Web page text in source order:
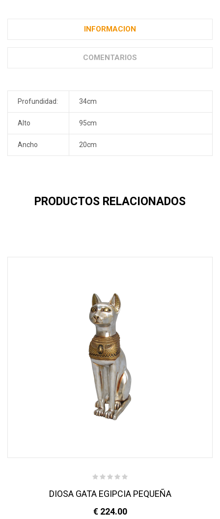
INFORMACION
COMENTARIOS
Profundidad: 34cm
Alto 95cm
Ancho 20cm
PRODUCTOS RELACIONADOS
DIOSA GATA EGIPCIA PEQUEÑA
€ 224.00